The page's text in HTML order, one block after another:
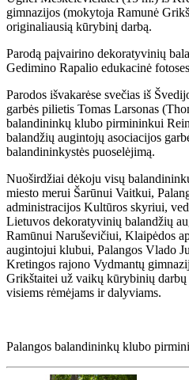
gimnazijos (mokytoja Ramunė
originaliausią kūrybinį darbą.
Parodą paįvairino dekoratyvinių
Gedimino Rapalio edukacinė
Parodos išvakarėse svečias iš
garbės pilietis Tomas Larsonas
balandininkų klubo pirmininkui
balandžių augintojų asociacijos
balandininkystės puoselėjimą.
Nuoširdžiai dėkoju visų
miesto merui Šarūnui Vaitkui,
administracijos Kultūros skyriui,
Lietuvos dekoratyvinių balandžių
Ramūnui Naruševičiui, Klaipėdos
augintojui klubui, Palangos Vlado
Kretingos rajono Vydmantų
Grikštaitei už vaikų kūrybinių
visiems rėmėjams ir dalyviams.
Palangos balandininkų klubo